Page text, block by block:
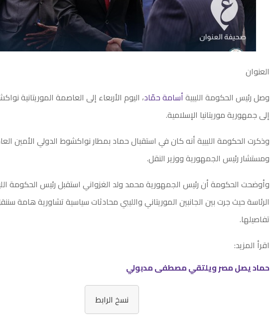
العنوان
وصل رئيس الحكومة الليبيةأسامة حمّاد، اليوم الأربعاء إلى العاصمة الموريتانية
إلى جمهورية موريتانيا الإسلامية.
وذكرت الحكومة الليبية أنه كان في استقبال حماد بمطار نواكشوط الدولي الأمين
ومستشار رئيس الجمهورية ووزير النقل.
وأوضحت الحكومة أن رئيس الجمهورية محمد ولد الغزواني استقبل رئيس الحكومة
الرئاسة حيث جرت بين الجانبين الموريتاني والليبي محادثات سياسية تشاورية هامة
تفاصيلها.
اقرأ المزيد:
حماد يصل مصر ويلتقي مصطفى مدبولي
نسخ الرابط